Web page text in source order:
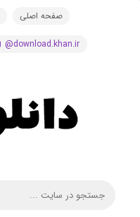
صفحه اصلی
@download.khan.ir